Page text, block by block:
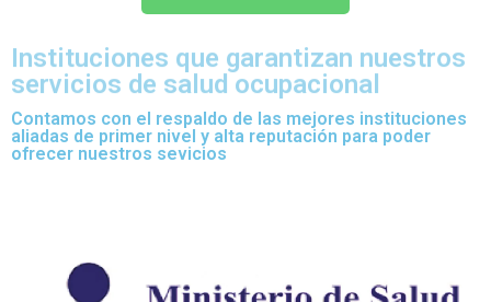
Instituciones que garantizan nuestros
servicios de salud ocupacional
Contamos con el respaldo de las mejores instituciones
aliadas de primer nivel y alta reputación para poder
ofrecer nuestros sevicios